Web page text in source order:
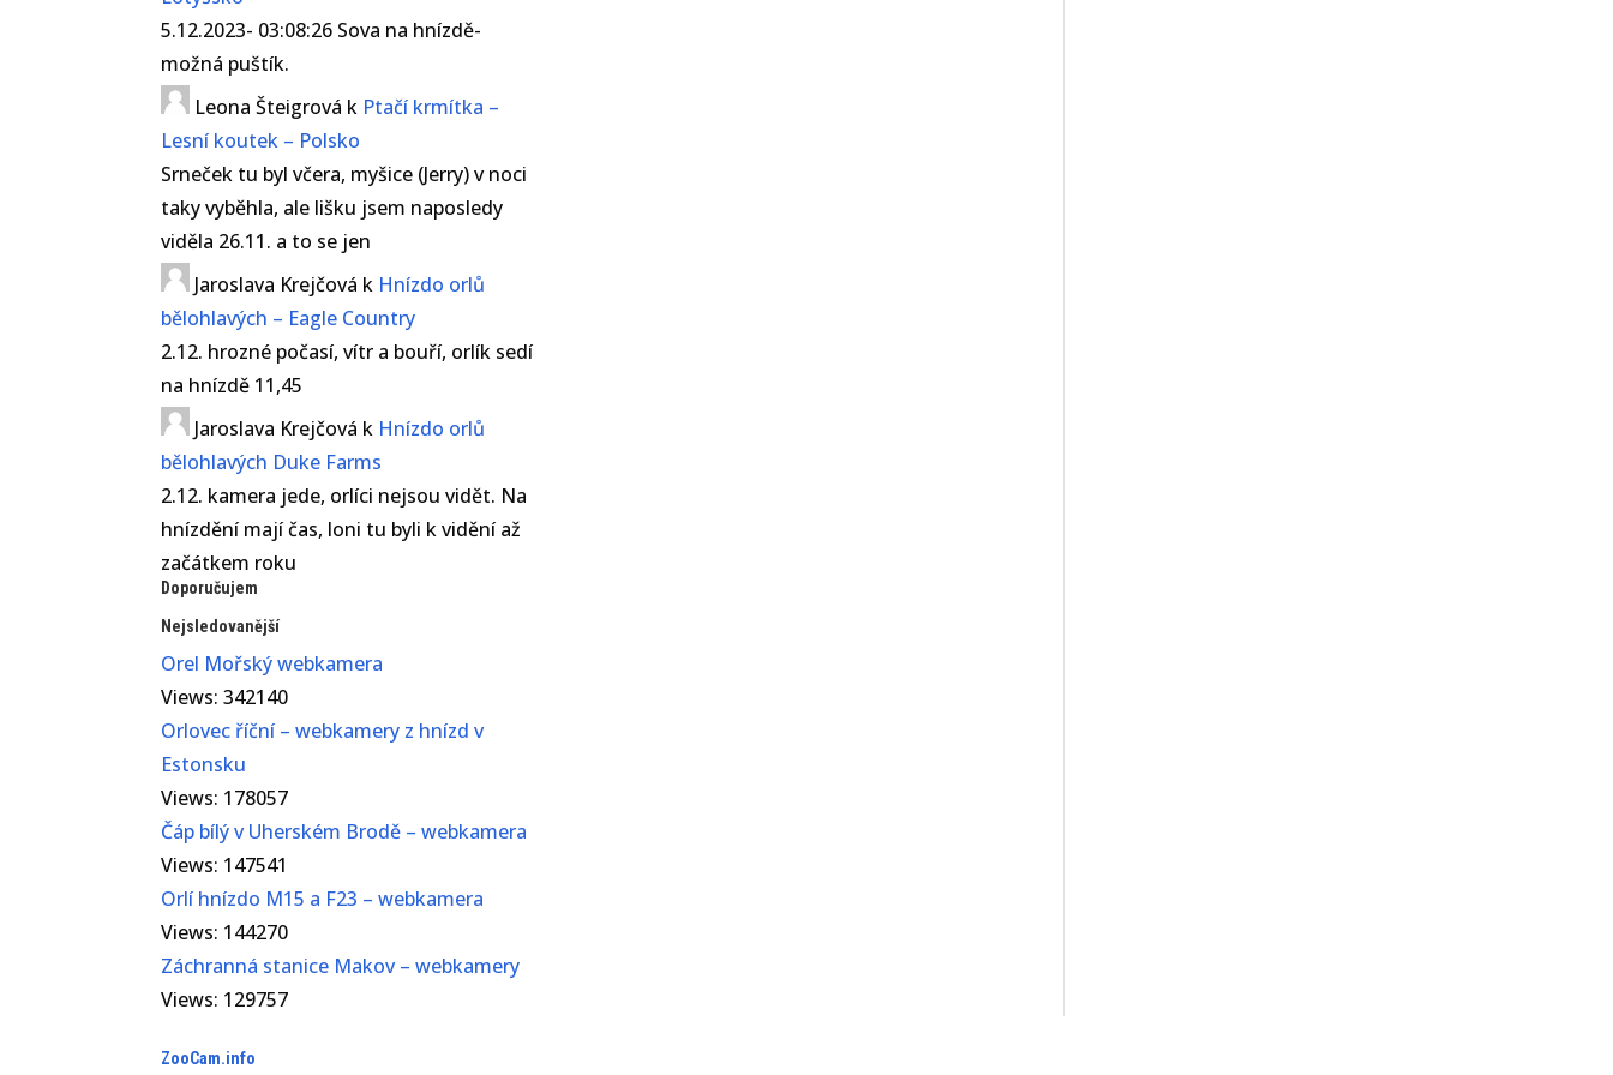
5.12.2023- 03:08:26 Sova na hnízdě-
možná puštík.
Leona Šteigrová k Ptačí krmítka –
Lesní koutek – Polsko
Srneček tu byl včera, myšice (Jerry) v noci
taky vyběhla, ale lišku jsem naposledy
viděla 26.11. a to se jen
Jaroslava Krejčová k Hnízdo orlů
bělohlavých – Eagle Country
2.12. hrozné počasí, vítr a bouří, orlík sedí
na hnízdě 11,45
Jaroslava Krejčová k Hnízdo orlů
bělohlavých Duke Farms
2.12. kamera jede, orlíci nejsou vidět. Na
hnízdění mají čas, loni tu byli k vidění až
začátkem roku
Doporučujem
Nejsledovanější
Orel Mořský webkamera
Views: 342140
Orlovec říční – webkamery z hnízd v
Estonsku
Views: 178057
Čáp bílý v Uherském Brodě – webkamera
Views: 147541
Orlí hnízdo M15 a F23 – webkamera
Views: 144270
Záchranná stanice Makov – webkamery
Views: 129757
ZooCam.info